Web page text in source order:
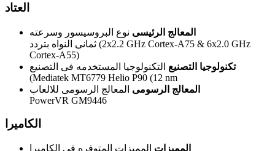
العتاد
المعالج الرئيسى نوع البروسيسور وسرعته
ثمانى النواه بتردد (2x2.2 GHz Cortex-A75 & 6x2.0 GHz
Cortex-A55)
تكنولوجيا التصنيع التكنولوجيا المستخدمه فى التصنيع
(Mediatek MT6779 Helio P90 (12 nm
المعالج الرسومى المعالج الرسومى للالعاب
PowerVR GM9446
الكاميرا
المميزات المميزات المتوفره فى الكاميرا